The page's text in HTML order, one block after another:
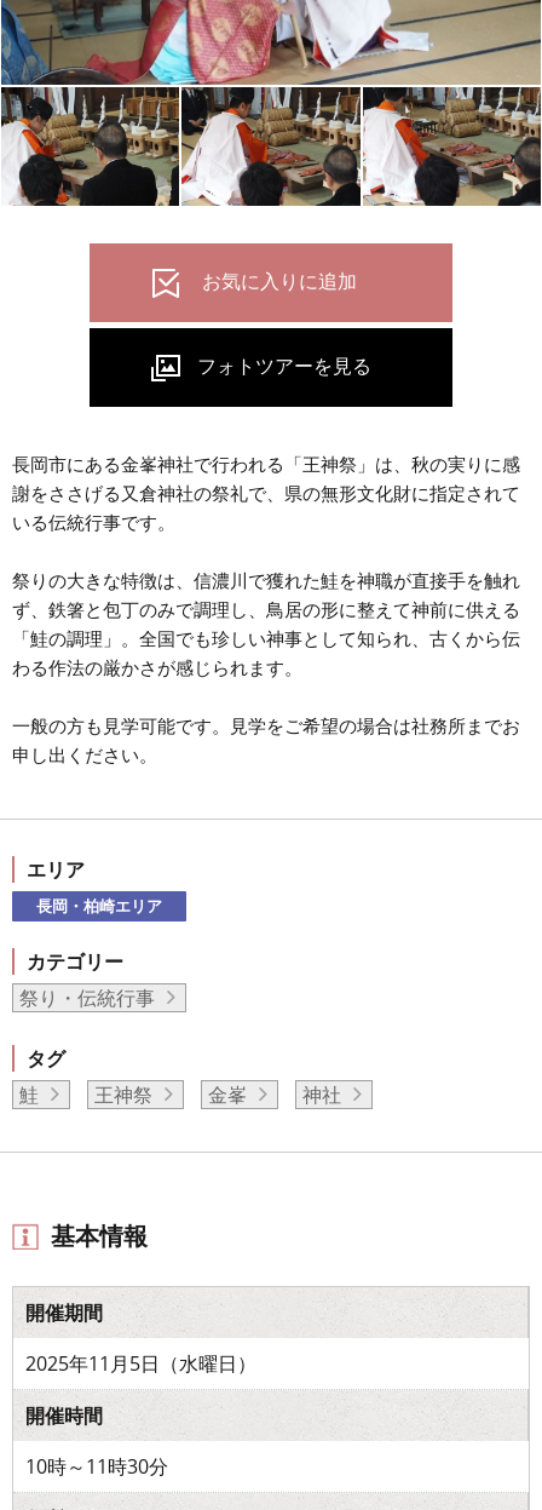
長岡市にある金峯神社で行われる「王神祭」は、秋の実りに感
謝をささげる又倉神社の祭礼で、県の無形文化財に指定されて
いる伝統行事です。
祭りの大きな特徴は、信濃川で獲れた鮭を神職が直接手を触れ
ず、鉄箸と包丁のみで調理し、鳥居の形に整えて神前に供える
「鮭の調理」。全国でも珍しい神事として知られ、古くから伝
わる作法の厳かさが感じられます。
一般の方も見学可能です。見学をご希望の場合は社務所までお
申し出ください。
エリア
長岡・柏崎エリア
カテゴリー
祭り・伝統行事
タグ
鮭
王神祭 金峯 神社
基本情報
開催期間
2025年11月5日（水曜日）
開催時間
10時～11時30分